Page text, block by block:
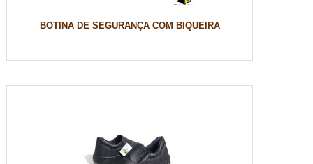
BOTINA DE SEGURANÇA COM BIQUEIRA